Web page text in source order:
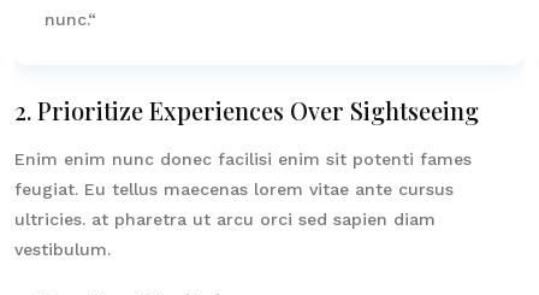
nunc.“
2. Prioritize Experiences Over Sightseeing
Enim enim nunc donec facilisi enim sit potenti fames
feugiat. Eu tellus maecenas lorem vitae ante cursus
ultricies. at pharetra ut arcu orci sed sapien diam
vestibulum.